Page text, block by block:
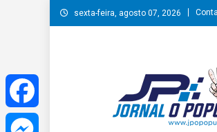
Skip
to
sexta-feira, agosto 07, 2026
Facebook